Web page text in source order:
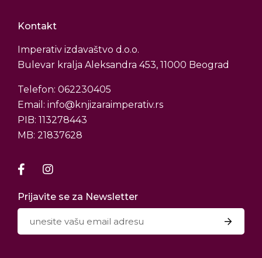
Kontakt
Imperativ izdavaštvo d.o.o.
Bulevar kralja Aleksandra 453, 11000 Beograd
Telefon: 062230405
Email: info@knjizaraimperativ.rs
PIB: 113278443
MB: 21837628
Prijavite se za Newsletter